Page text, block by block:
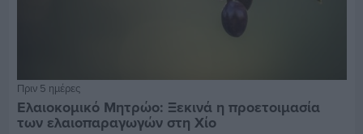
Πριν 5 ημέρες
Ελαιοκομικό Μητρώο: Ξεκινά η προετοιμασία
των ελαιοπαραγωγών στη Χίο